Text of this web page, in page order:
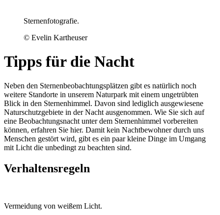
Sternenfotografie.
© Evelin Kartheuser
Tipps für die Nacht
Neben den Sternenbeobachtungsplätzen gibt es natürlich noch
weitere Standorte in unserem Naturpark mit einem ungetrübten
Blick in den Sternenhimmel. Davon sind lediglich ausgewiesene
Naturschutzgebiete in der Nacht ausgenommen. Wie Sie sich auf
eine Beobachtungsnacht unter dem Sternenhimmel vorbereiten
können, erfahren Sie hier. Damit kein Nachtbewohner durch uns
Menschen gestört wird, gibt es ein paar kleine Dinge im Umgang
mit Licht die unbedingt zu beachten sind.
Verhaltens­regeln
Vermeidung von weißem Licht.